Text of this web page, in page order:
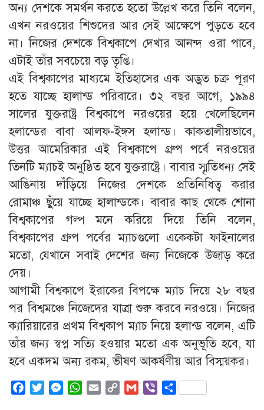
অন্য দেশকে সমর্থন করতে হতো উল্লেখ করে তিনি বলেন,
এখন নরওয়ের শিশুদের আর সেই আক্ষেপে পুড়তে হবে
না। নিজের দেশকে বিশ্বকাপে দেখার আনন্দ ওরা পাবে,
এটাই তাঁর সবচেয়ে বড় তৃপ্তি।
এই বিশ্বকাপের মাধ্যমে ইতিহাসের এক অদ্ভুত চক্র পূরণ
হতে যাচ্ছে হালান্ড পরিবারে। ৩২ বছর আগে, ১৯৯৪
সালের যুক্তরাষ্ট্র বিশ্বকাপে নরওয়ের হয়ে খেলেছিলেন
হলান্ডের বাবা আলফ-ইঙ্গস হলান্ড। কাকতালীয়ভাবে,
উত্তর আমেরিকার এই বিশ্বকাপে গ্রুপ পর্বে নরওয়ের
তিনটি ম্যাচই অনুষ্ঠিত হবে যুক্তরাষ্ট্রে। বাবার স্মৃতিধন্য সেই
আঙিনায় দাঁড়িয়ে নিজের দেশকে প্রতিনিধিত্ব করার
রোমাঞ্চ ছুঁয়ে যাচ্ছে হালান্ডকে। বাবার কাছ থেকে শোনা
বিশ্বকাপের গল্প মনে করিয়ে দিয়ে তিনি বলেন,
বিশ্বকাপের গ্রুপ পর্বের ম্যাচগুলো একেকটা ফাইনালের
মতো, যেখানে সবাই দেশের জন্য নিজেকে উজাড় করে
দেয়।
আগামী বিশ্বকাপে ইরাকের বিপক্ষে ম্যাচ দিয়ে ২৮ বছর
পর বিশ্বমঞ্চে নিজেদের যাত্রা শুরু করবে নরওয়ে। নিজের
ক্যারিয়ারের প্রথম বিশ্বকাপ ম্যাচ নিয়ে হলান্ড বলেন, এটি
তাঁর জন্য স্বপ্ন সত্যি হওয়ার মতো এক অনুভূতি হবে, যা
হবে একদম অন্য রকম, ভীষণ আকর্ষণীয় আর বিস্ময়কর।
FacebookTwitterMessenger
WhatsApp
Email
Copy
Gmail ViberShare